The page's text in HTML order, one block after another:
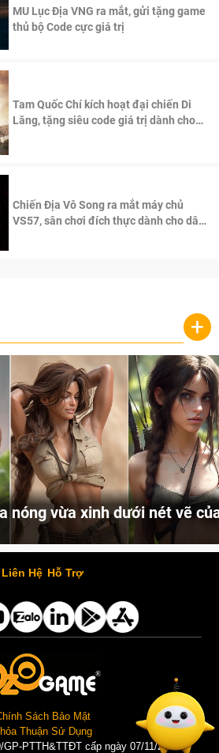
MU Lục Địa VNG ra mắt, gửi tặng game
thủ bộ Code cực giá trị
Tam Quốc Chí kích hoạt đại chiến Di
Lăng, tặng siêu code giá trị dành cho
Chiến Địa Vô Song ra mắt máy chủ
VS57, sân chơi đích thực dành cho dân
+
vừa xinh dưới nét vẽ của
Cùng đến với những hình ảnh Lala Croft của Tomb Raider dưới nét vẽ của AI. Một cô nàng xinh đẹp, nóng bỏng nhưng cũng rắn rỏi và mạnh mẽ.
Liên Hệ Hỗ Trợ
Sách Bảo Mật
Thuận Sử Dụng
PTTH&TTĐT cấp ngày 07/11/2025 |